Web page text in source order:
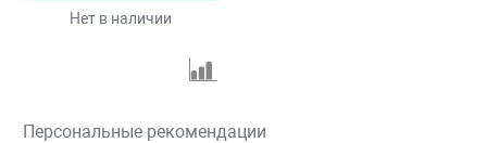
Нет в наличии
Персональные рекомендации